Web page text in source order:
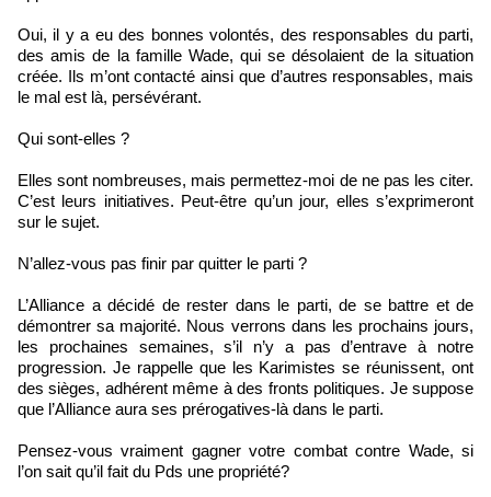
Oui, il y a eu des bonnes volontés, des responsables du parti,
des amis de la famille Wade, qui se désolaient de la situation
créée. Ils m’ont contacté ainsi que d’autres responsables, mais
le mal est là, persévérant.
Qui sont-elles ?
Elles sont nombreuses, mais permettez-moi de ne pas les citer.
C’est leurs initiatives. Peut-être qu’un jour, elles s’exprimeront
sur le sujet.
N’allez-vous pas finir par quitter le parti ?
L’Alliance a décidé de rester dans le parti, de se battre et de
démontrer sa majorité. Nous verrons dans les prochains jours,
les prochaines semaines, s’il n’y a pas d’entrave à notre
progression. Je rappelle que les Karimistes se réunissent, ont
des sièges, adhérent même à des fronts politiques. Je suppose
que l’Alliance aura ses prérogatives-là dans le parti.
Pensez-vous vraiment gagner votre combat contre Wade, si
l’on sait qu’il fait du Pds une propriété?